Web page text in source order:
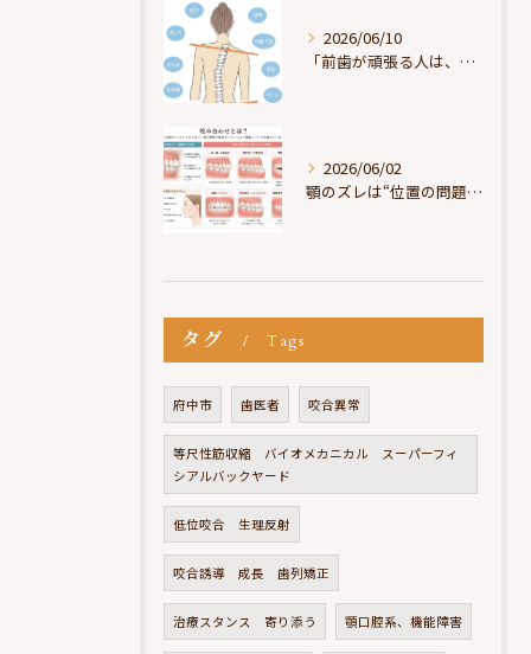
2026/06/10
「前歯が頑張る人は、だいたい疲れている」
2026/06/02
顎のズレは“位置の問題”ではなく“選択の問題”
タグ Tags
府中市 歯医者 咬合異常
等尺性筋収縮 バイオメカニカル スーパーフィ
シアルバックヤード
低位咬合 生理反射
咬合誘導 成長 歯列矯正
治療スタンス 寄り添う 顎口腔系、機能障害